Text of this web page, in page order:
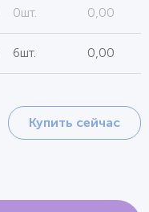
0шт. 0,00
6шт. 0,00
Купить сейчас